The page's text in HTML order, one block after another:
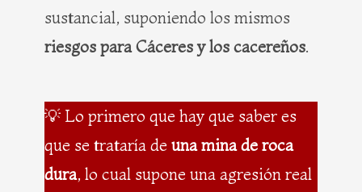
sustancial, suponiendo los mismos
riesgos para Cáceres y los cacereños.
💡 Lo primero que hay que saber es
que se trataría de una mina de roca
dura, lo cual supone una agresión real